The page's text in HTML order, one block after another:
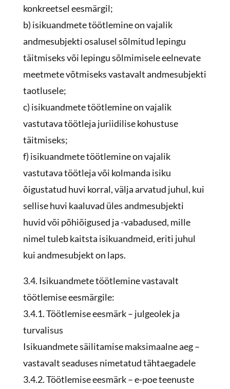
konkreetsel eesmärgil;
b) isikuandmete töötlemine on vajalik
andmesubjekti osalusel sõlmitud lepingu
täitmiseks või lepingu sõlmimisele eelnevate
meetmete võtmiseks vastavalt andmesubjekti
taotlusele;
c) isikuandmete töötlemine on vajalik
vastutava töötleja juriidilise kohustuse
täitmiseks;
f) isikuandmete töötlemine on vajalik
vastutava töötleja või kolmanda isiku
õigustatud huvi korral, välja arvatud juhul, kui
sellise huvi kaaluvad üles andmesubjekti
huvid või põhiõigused ja -vabadused, mille
nimel tuleb kaitsta isikuandmeid, eriti juhul
kui andmesubjekt on laps.
3.4. Isikuandmete töötlemine vastavalt
töötlemise eesmärgile:
3.4.1. Töötlemise eesmärk – julgeolek ja
turvalisus
Isikuandmete säilitamise maksimaalne aeg –
vastavalt seaduses nimetatud tähtaegadele
3.4.2. Töötlemise eesmärk – e-poe teenuste